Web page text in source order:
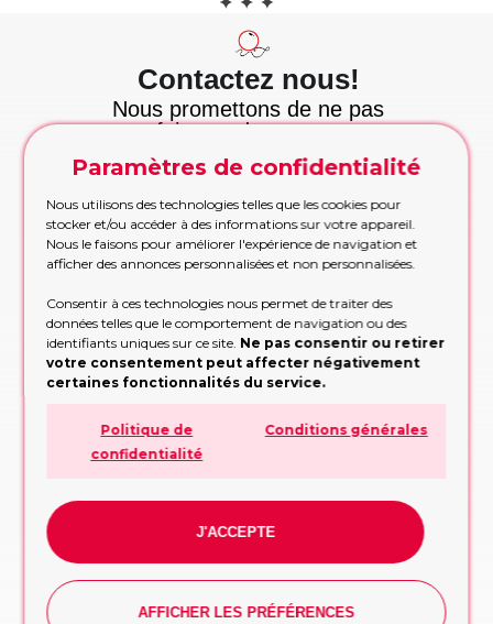
Contactez nous!
Nous promettons de ne pas
vous faire perdre votre temps
et nous tenons cette
promesse!
Formulaire de demande
Remplissez le formulaire, nous vous
Etre rappelé
Trop occupé pour appeler? Partagez vos
contacts, nous vous rappellerons
RAPPELEZ-MOI!
Appelez maintenant
Appelez-nous pour les commandes urgentes
pendant les heures de bureau
APPELEZ MAINTENANT!
Vous préférez taper? Commencez la
reste!
Paramètres de confidentialité
Nous utilisons des technologies telles que les cookies pour
stocker et/ou accéder à des informations sur votre appareil.
Nous le faisons pour améliorer l'expérience de navigation et
afficher des annonces personnalisées et non personnalisées.
Consentir à ces technologies nous permet de traiter des
données telles que le comportement de navigation ou des
identifiants uniques sur ce site. Ne pas consentir ou retirer
votre consentement peut affecter négativement
certaines fonctionnalités du service.
Politique de
confidentialité
Conditions générales
J'ACCEPTE
AFFICHER LES PRÉFÉRENCES